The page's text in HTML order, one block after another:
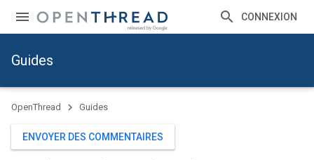
CONNEXION
Guides
OpenThread Guides
ENVOYER DES COMMENTAIRES